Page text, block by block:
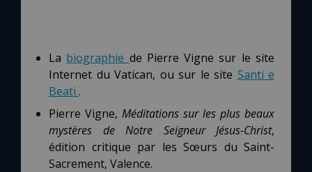
La biographie de Pierre Vigne sur le site
Internet du Vatican, ou sur le site Santi e
Beati .
Pierre Vigne, Méditations sur les plus beaux
mystères de Notre Seigneur Jésus-Christ,
édition critique par les Sœurs du Saint-
Sacrement, Valence.